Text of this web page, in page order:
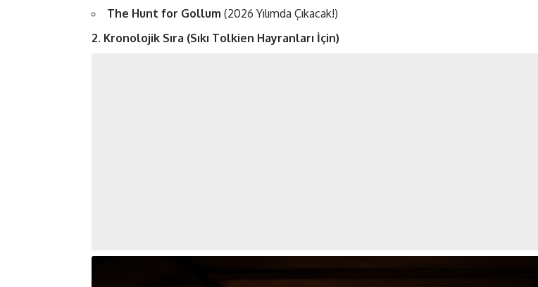
The Hunt for Gollum (2026 Yılımda Çıkacak!)
2. Kronolojik Sıra (Sıkı Tolkien Hayranları İçin)